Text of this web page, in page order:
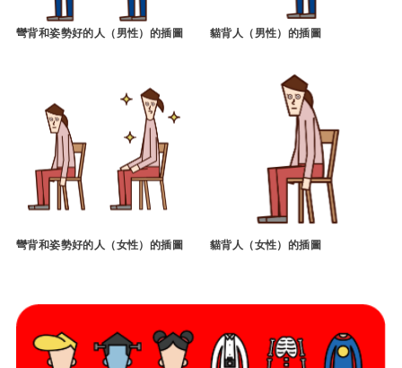
彎背和姿勢好的人（男性）的插圖 貓背人（男性）的插圖
彎背和姿勢好的人（女性）的插圖 貓背人（女性）的插圖